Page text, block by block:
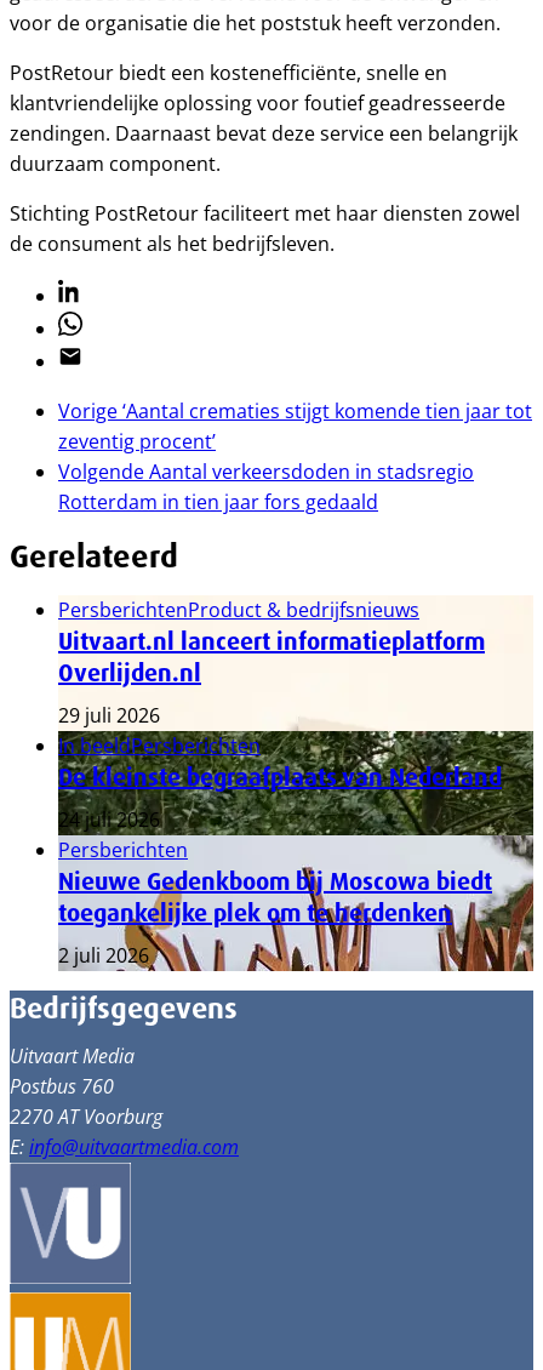
voor de organisatie die het poststuk heeft verzonden.
PostRetour biedt een kostenefficiënte, snelle en
klantvriendelijke oplossing voor foutief geadresseerde
zendingen. Daarnaast bevat deze service een belangrijk
duurzaam component.
Stichting PostRetour faciliteert met haar diensten zowel
de consument als het bedrijfsleven.
Linkedin
Whatsapp
Email
Vorige‘Aantal crematies stijgt komende tien jaar tot
zeventig procent’
VolgendeAantal verkeersdoden in stadsregio
Rotterdam in tien jaar fors gedaald
Gerelateerd
PersberichtenProduct & bedrijfsnieuws
Uitvaart.nl lanceert informatieplatform
Overlijden.nl
29 juli 2026
In beeldPersberichten
De kleinste begraafplaats van Nederland
24 juli 2026
Persberichten
Nieuwe Gedenkboom bij Moscowa biedt
toegankelijke plek om te herdenken
2 juli 2026
Bedrijfsgegevens
Uitvaart Media
Postbus 760
2270 AT Voorburg
E:info@uitvaartmedia.com